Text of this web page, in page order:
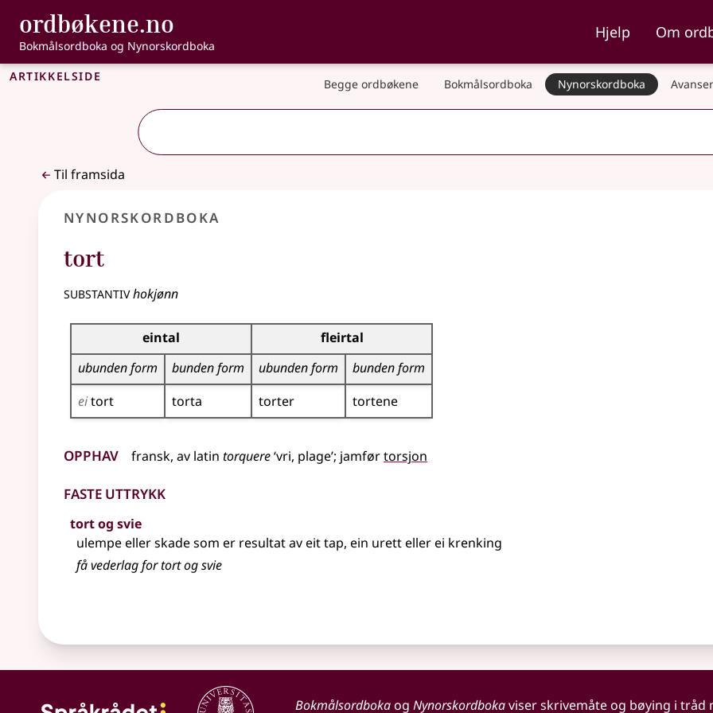
Gå til hovudinnhald
Tilgjenge
ordbøkene.no , Bokmålsordboka og Nynorskordboka
Bokmålsordboka og Nynorskordboka
Hjelp Om
Artikkelside Begge ordbøkene Bokmålsordboka Nynorskordboka
Til framsida
Nynorskordboka
tort
substantivhokjønn
Bøyningstabell for dette substantivet
eintal
fleirtal
ubunden form
bunden form ubunden form
bunden form
eitort torta torter tortene
Opphav fransk, av latin torquere‘vri, plage’; jamførtorsjon
Faste uttrykk
tort og svie
ulempe eller skade som er resultat av eit tap, ein urett eller ei krenking
få vederlag for tort og svie
Bokmålsordbokaog Nynorskordbokaviser skrivemåte og bøying i tråd